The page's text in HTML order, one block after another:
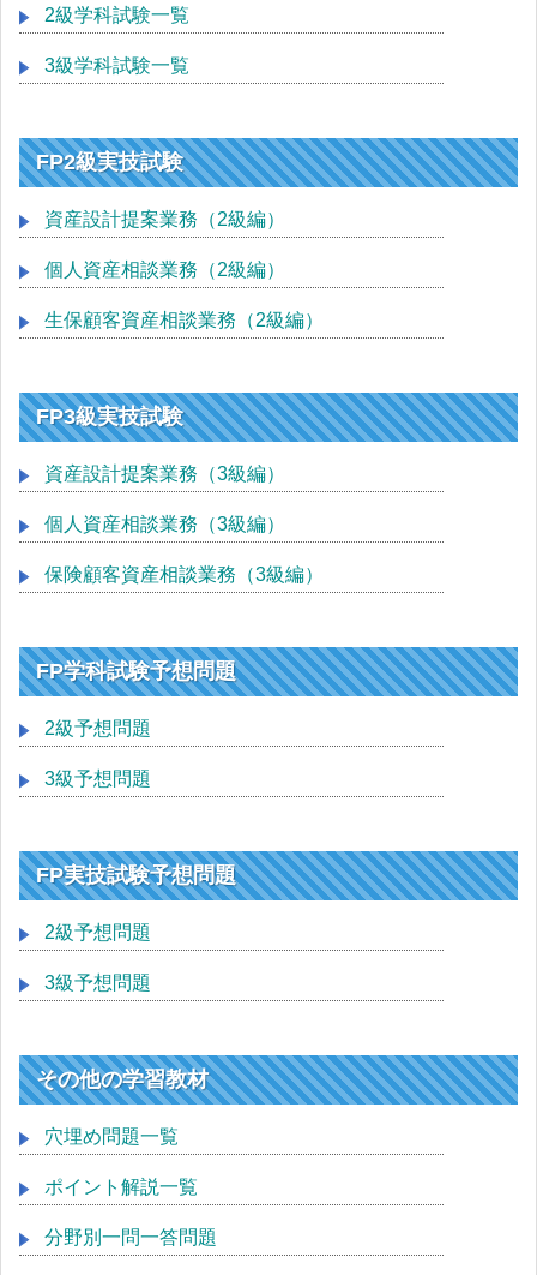
2級学科試験一覧
3級学科試験一覧
FP2級実技試験
資産設計提案業務（2級編）
個人資産相談業務（2級編）
生保顧客資産相談業務（2級編）
FP3級実技試験
資産設計提案業務（3級編）
個人資産相談業務（3級編）
保険顧客資産相談業務（3級編）
FP学科試験予想問題
2級予想問題
3級予想問題
FP実技試験予想問題
2級予想問題
3級予想問題
その他の学習教材
穴埋め問題一覧
ポイント解説一覧
分野別一問一答問題